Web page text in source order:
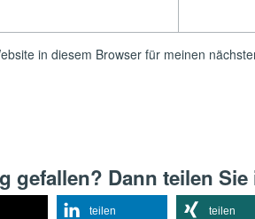
in diesem Browser für meinen
gefallen? Dann teilen
teilen teilen